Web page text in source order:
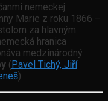
nemeckej
Marie z roku 1866 –
za hlavným
hranica
medzinárodný
(Pavel Tichý, Jiří
).